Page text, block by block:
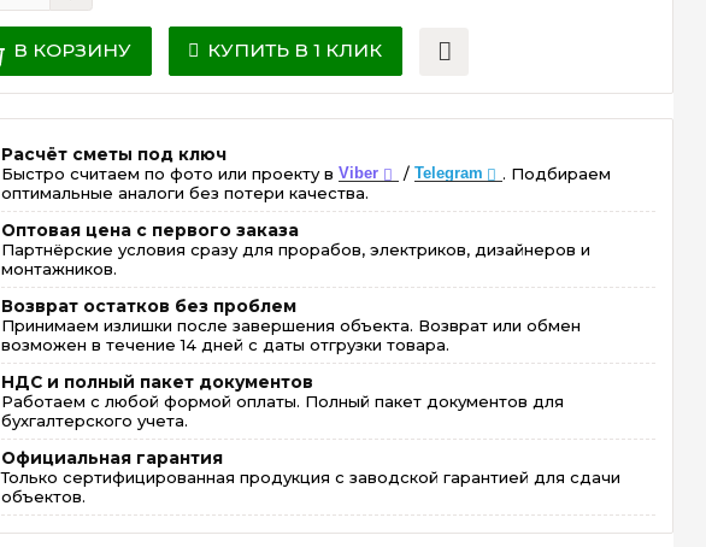
В КОРЗИНУ КУПИТЬ В 1 КЛИК
Расчёт сметы под ключ
Быстро считаем по фото или проекту вViber / Telegram
. Подбираем
оптимальные аналоги без потери качества.
Оптовая цена с первого заказа
Партнёрские условия сразу для прорабов, электриков, дизайнеров и
монтажников.
Возврат остатков без проблем
Принимаем излишки после завершения объекта. Возврат или обмен
возможен в течение 14 дней с даты отгрузки товара.
НДС и полный пакет документов
Работаем с любой формой оплаты. Полный пакет документов для
бухгалтерского учета.
Официальная гарантия
Только сертифицированная продукция с заводской гарантией для сдачи
объектов.